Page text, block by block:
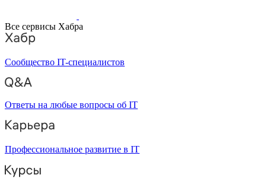
Все сервисы Хабра
Сообщество IT-специалистов
Ответы на любые вопросы об IT
Профессиональное развитие в IT